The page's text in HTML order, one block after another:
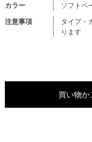
注意事項
タイプ・
ります
カラー
ソフトベ